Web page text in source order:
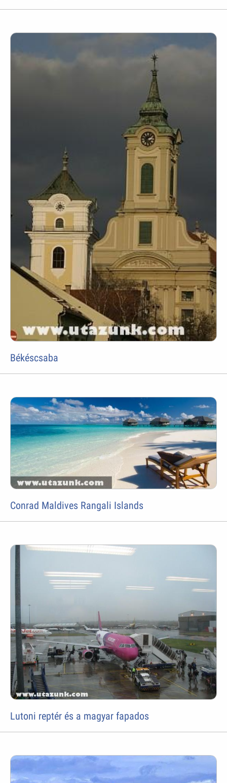
Békéscsaba
Conrad Maldives Rangali Islands
Lutoni reptér és a magyar fapados